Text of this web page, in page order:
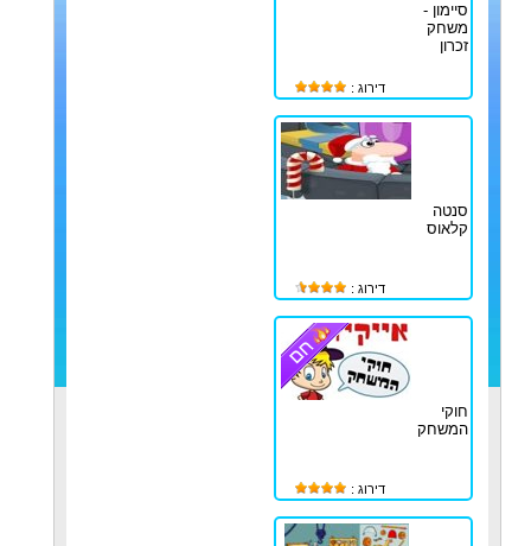
סיימון -
משחק
זכרון
דירוג :
סנטה
קלאוס
דירוג :
חוקי
המשחק
דירוג :